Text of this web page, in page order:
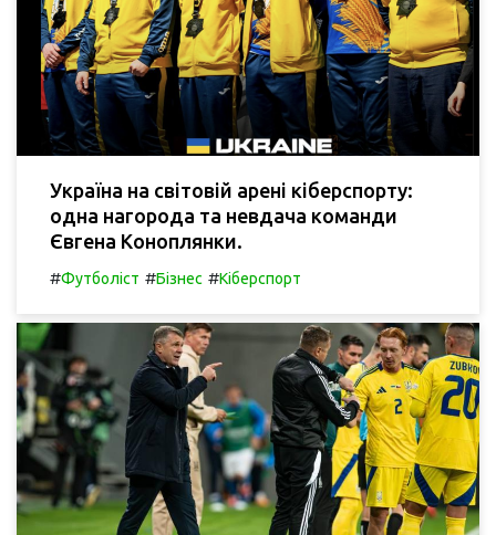
Україна на світовій арені кіберспорту:
одна нагорода та невдача команди
Євгена Коноплянки.
#Футболіст #Бізнес #Кіберспорт